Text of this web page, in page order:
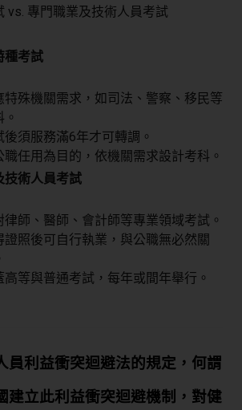
vs. 專門職業及技術人員考試
種考試
特殊機關需求，如司法、警察、移民等
後須服務滿6年才可轉調。
職任用為目的，依機關需求設計考科。
技術人員考試
律師、醫師、會計師等專業領域考試。
證照後可自行執業，與公職無必然關
高等與普通考試，每年或間年舉行。
員利益衝突迴避法的規定，何謂
建立此利益衝突迴避機制，對健